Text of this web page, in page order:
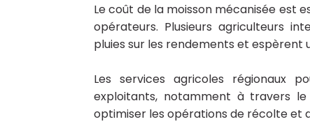
Le coût de la moisson mécanisée est
opérateurs. Plusieurs agriculteurs
pluies sur les rendements et espèrent
Les services agricoles régionaux
exploitants, notamment à travers
optimiser les opérations de récolte et